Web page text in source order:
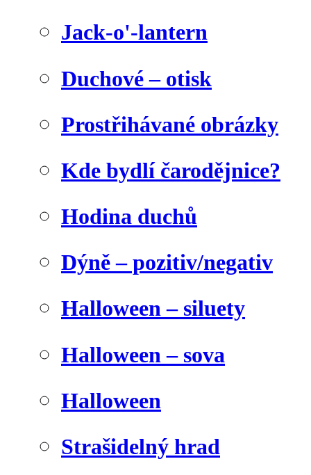
Jack-o'-lantern
Duchové – otisk
Prostřihávané obrázky
Kde bydlí čarodějnice?
Hodina duchů
Dýně – pozitiv/negativ
Halloween – siluety
Halloween – sova
Halloween
Strašidelný hrad